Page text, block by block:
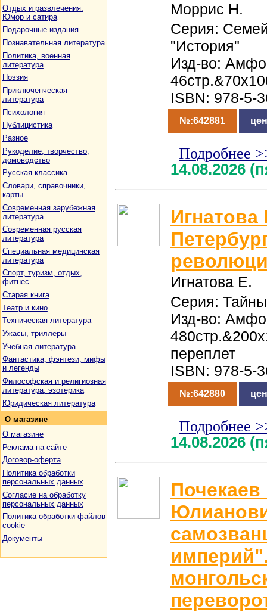
Отдых и развлечения.
Юмор и сатира
Подарочные издания
Познавательная литература
Политика, военная
литература
Поэзия
Приключенческая
литература
Психология
Публицистика
Разное
Рукоделие, творчество,
домоводство
Русская классика
Словари, справочники,
карты
Современная зарубежная
литература
Современная русская
литература
Специальная медицинская
литература
Спорт, туризм, отдых,
фитнес
Старая книга
Театр и кино
Техническая литература
Ужасы, триллеры
Учебная литература
Фантастика, фэнтези, мифы
и легенды
Философская и религиозная
литература, эзотерика
Юридическая литература
О магазине
О магазине
Реклама на сайте
Договор-оферта
Политика обработки
персональных данных
Согласие на обработку
персональных данных
Политика обработки файлов
cookie
Документы
Моррис Н.
Серия:
"История"
Изд-во:
ISBN: 978-5-
№:642881
Подробнее
14.08.2026
Игнатова
Игнатова Е.
Серия:
Изд-во:
переплет
ISBN: 978-5-
№:642880
Подробнее
14.08.2026